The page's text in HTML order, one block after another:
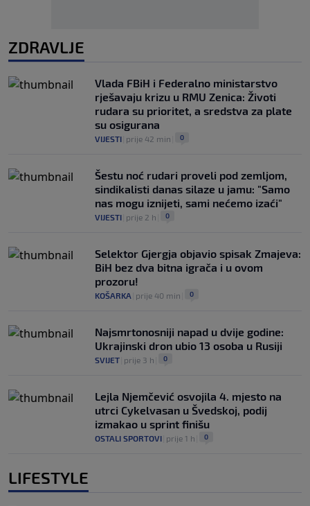
ZDRAVLJE
Vlada FBiH i Federalno ministarstvo
rješavaju krizu u RMU Zenica: Životi
rudara su prioritet, a sredstva za plate
su osigurana
VIJESTI prije 42 min 0
Šestu noć rudari proveli pod zemljom,
sindikalisti danas silaze u jamu: "Samo
nas mogu iznijeti, sami nećemo izaći"
VIJESTI prije 2 h 0
Selektor Gjergja objavio spisak Zmajeva:
BiH bez dva bitna igrača i u ovom
prozoru!
KOŠARKA prije 40 min 0
Najsmrtonosniji napad u dvije godine:
Ukrajinski dron ubio 13 osoba u Rusiji
SVIJET prije 3 h 0
Lejla Njemčević osvojila 4. mjesto na
utrci Cykelvasan u Švedskoj, podij
izmakao u sprint finišu
OSTALI SPORTOVI prije 1 h 0
LIFESTYLE